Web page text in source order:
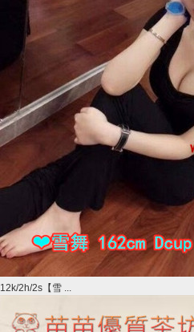
12k/2h/2s【雪 ...